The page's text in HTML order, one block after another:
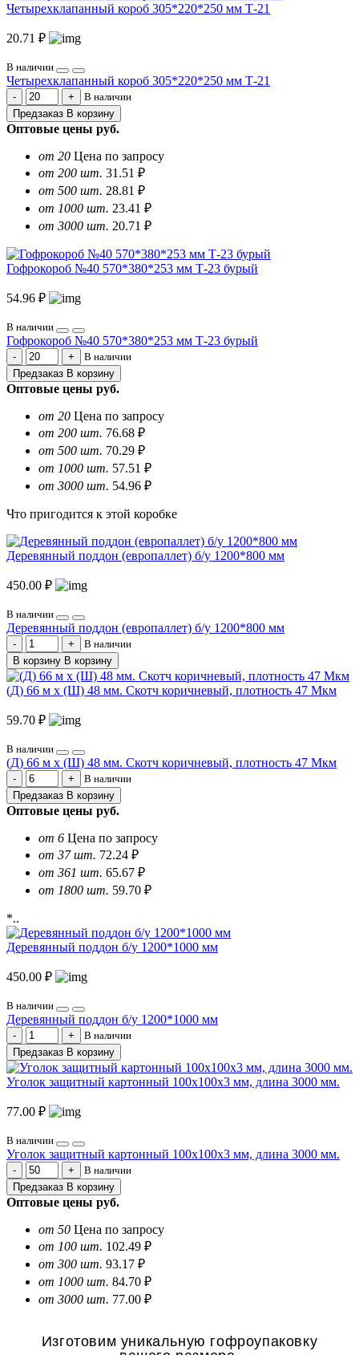
Четырехклапанный короб 305*220*250 мм Т-21
20.71 ₽
В наличии
Четырехклапанный короб 305*220*250 мм Т-21
В наличии
Предзаказ В корзину
Оптовые цены руб.
от 20 Цена по запросу
от 200 шт. 31.51 ₽
от 500 шт. 28.81 ₽
от 1000 шт. 23.41 ₽
от 3000 шт. 20.71 ₽
Гофрокороб №40 570*380*253 мм Т-23 бурый
54.96 ₽
В наличии
Гофрокороб №40 570*380*253 мм Т-23 бурый
В наличии
Предзаказ В корзину
Оптовые цены руб.
от 20 Цена по запросу
от 200 шт. 76.68 ₽
от 500 шт. 70.29 ₽
от 1000 шт. 57.51 ₽
от 3000 шт. 54.96 ₽
Что пригодится к этой коробке
Деревянный поддон (европаллет) б/у 1200*800 мм
450.00 ₽
В наличии
Деревянный поддон (европаллет) б/у 1200*800 мм
В наличии
В корзину В корзину
(Д) 66 м х (Ш) 48 мм. Скотч коричневый, плотность 47 Мкм
59.70 ₽
В наличии
(Д) 66 м х (Ш) 48 мм. Скотч коричневый, плотность 47 Мкм
В наличии
Предзаказ В корзину
Оптовые цены руб.
от 6 Цена по запросу
от 37 шт. 72.24 ₽
от 361 шт. 65.67 ₽
от 1800 шт. 59.70 ₽
*..
Деревянный поддон б/у 1200*1000 мм
450.00 ₽
В наличии
Деревянный поддон б/у 1200*1000 мм
В наличии
Предзаказ В корзину
Уголок защитный картонный 100х100х3 мм, длина 3000 мм.
77.00 ₽
В наличии
Уголок защитный картонный 100х100х3 мм, длина 3000 мм.
В наличии
Предзаказ В корзину
Оптовые цены руб.
от 50 Цена по запросу
от 100 шт. 102.49 ₽
от 300 шт. 93.17 ₽
от 1000 шт. 84.70 ₽
от 3000 шт. 77.00 ₽
Изготовим уникальную гофроупаковку